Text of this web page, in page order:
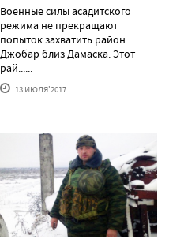
Военные силы асадитского
режима не прекращают
попыток захватить район
Джобар близ Дамаска. Этот
рай......
13 ИЮЛЯ'2017